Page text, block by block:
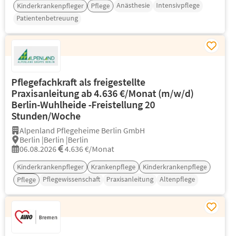
Kinderkrankenpfleger Pflege Anästhesie
Intensivpflege
Patientenbetreuung
Pflegefachkraft als freigestellte
Praxisanleitung ab 4.636 €/Monat (m/w/d)
Berlin-Wuhlheide -Freistellung 20
Stunden/Woche
Alpenland Pflegeheime Berlin GmbH
Berlin |Berlin |Berlin
06.08.2026
4.636 €/Monat
Kinderkrankenpfleger Krankenpflege
Kinderkrankenpflege
Pflege
Pflegewissenschaft Praxisanleitung Altenpflege